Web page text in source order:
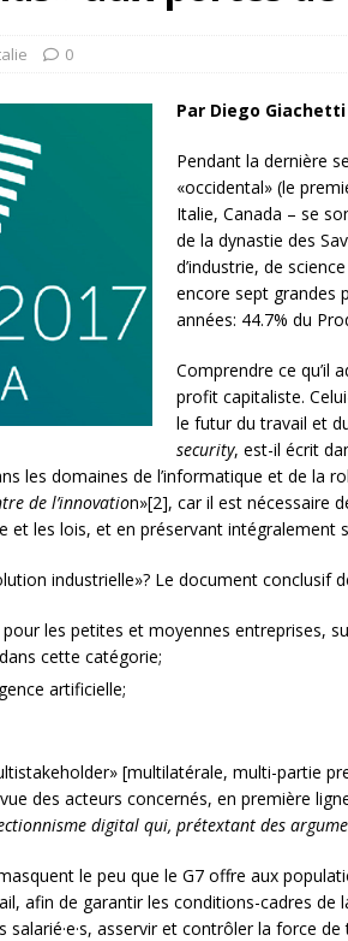
de Trump sur la “fraude électorale” était une
UNIS
noires comptent: l’urgence de la démilitarisation
0
Par Diego Giachetti
Pendant la dernière
«occidental» (le
Italie, Canada – se
de la dynastie des
d’industrie, de
encore sept grandes
années: 44.7% du
Comprendre ce qu’il
profit capitaliste.
le futur du travail et
security, est-il écrit
les domaines de l’informatique et de la
de l’innovation»[2], car il est nécessaire
et les lois, et en préservant
industrielle»? Le document conclusif
les petites et moyennes entreprises,
cette catégorie;
artificielle;
[multilatérale, multi-partie
des acteurs concernés, en première
digital qui, prétextant des
le peu que le G7 offre aux
afin de garantir les conditions-cadres
salarié·e·s, asservir et contrôler la force